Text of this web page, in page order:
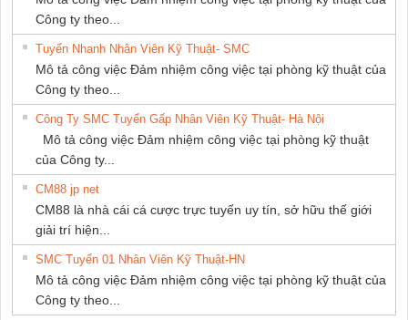
Công ty theo...
Tuyển Nhanh Nhân Viên Kỹ Thuật- SMC
Mô tả công việc Đảm nhiệm công việc tại phòng kỹ thuật của
Công ty theo...
Công Ty SMC Tuyển Gấp Nhân Viên Kỹ Thuật- Hà Nội
Mô tả công việc Đảm nhiệm công việc tại phòng kỹ thuật
của Công ty...
CM88 jp net
CM88 là nhà cái cá cược trực tuyến uy tín, sở hữu thế giới
giải trí hiện...
SMC Tuyển 01 Nhân Viên Kỹ Thuật-HN
Mô tả công việc Đảm nhiệm công việc tại phòng kỹ thuật của
Công ty theo...